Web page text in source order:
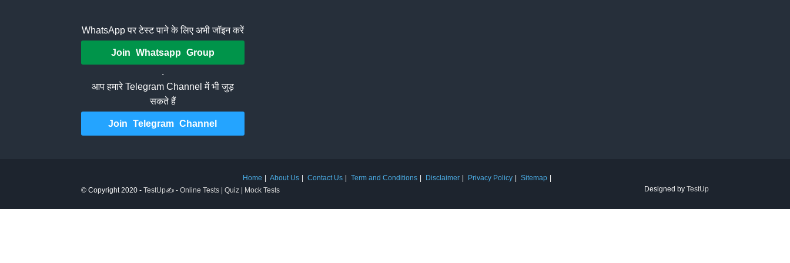
WhatsApp पर टेस्ट पाने के लिए अभी जॉइन करें
Join Whatsapp Group
.
आप हमारे Telegram Channel में भी जुड़
सकते हैं
Join Telegram Channel
Home About Us Contact Us Term and Conditions Disclaimer Privacy Policy
Sitemap
© Copyright 2020 - TestUp✍️ - Online Tests | Quiz | Mock Tests Designed by TestUp